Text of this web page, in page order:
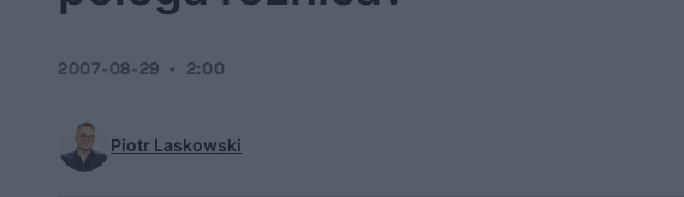
Piotr Laskowski
2007-08-29 2:00